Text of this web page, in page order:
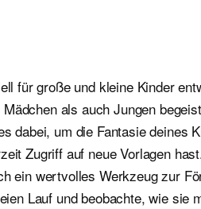
für große und kleine Kinder
als auch Jungen
dabei, um die Fantasie deines
Zugriff auf neue Vorlagen
ein wertvolles Werkzeug zur
Lauf und beobachte, wie sie